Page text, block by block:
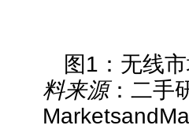
图1：无线
料来源：二手